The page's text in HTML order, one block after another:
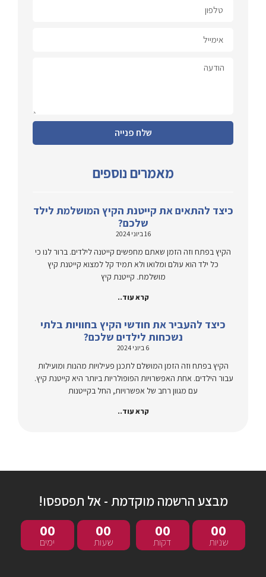
שלח פנייה
מאמרים נוספים
כיצד להתאים את קייטנת הקיץ המושלמת לילד
שלכם?
16 ביוני 2024
הקיץ בפתח וזה הזמן שאתם מחפשים קייטנה לילדים. ברור לנו כי
כל ילד הוא עולם ומלואו ולא תמיד קל למצוא קייטנת קיץ
מושלמת. קייטנת קיץ
קרא עוד..
כיצד להעביר את חודשי הקיץ בחוויות בלתי
נשכחות לילדים שלכם?
6 ביוני 2024
הקיץ בפתח וזה הזמן המושלם לתכנן פעילויות מהנות ומועילות
עבור הילדים. אחת האפשרויות הפופולריות ביותר היא קייטנת קיץ.
עם מגוון רחב של אפשרויות, החל בקייטנות
קרא עוד..
מבצע הרשמה מוקדמת - אל תפספסו!
00
ימים
00
שעות
00
דקות
00
שניות